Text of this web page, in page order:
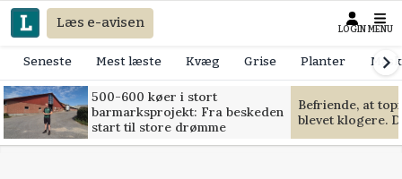
Læs e-avisen LOGIN MENU
Seneste Mest læste Kvæg Grise Planter
500-600 køer i stort
barmarksprojekt: Fra beskeden
start til store drømme
Befriende, at
blevet klogere.